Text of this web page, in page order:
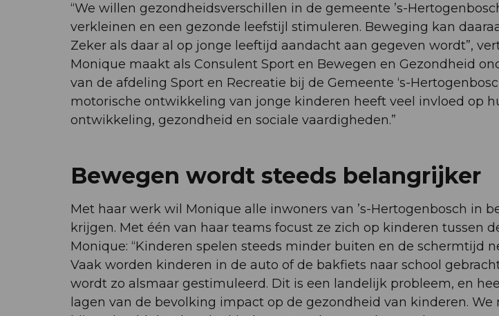
“We willen gezondheidsverschillen in de gemeente ’s-
verkleinen en een gezonde leefstijl stimuleren. Beweging kan
Zeker als daar al op jonge leeftijd aandacht aan gegeven wordt”,
Monique maakt als Consulent Sport en Bewegen en Gezondheid
van de afdeling Sport en Recreatie bij de Gemeente ‘s-
motorische ontwikkeling van jonge kinderen heeft veel invloed op
ontwikkeling, gezondheid en sociale vaardigheden.”
Bewegen wordt steeds belangrijker
Met haar werk wil Monique alle inwoners van ’s-Hertogenbosch in
krijgen. Met één van haar teams focust ze zich op kinderen tussen
Monique: “Kinderen spelen steeds minder buiten en de schermtijd
Vaak worden kinderen in de auto of de bakfiets naar school
wordt zo alsmaar gestimuleerd. Dit is een landelijk probleem, en
lagen van de bevolking impact op de gezondheid van kinderen. We